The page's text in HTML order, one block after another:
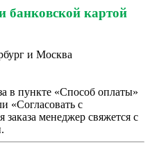
картой
и Москва
в пункте «Способ оплаты»
«Согласовать с
менеджер свяжется с